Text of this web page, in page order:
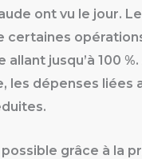
ont vu le jour.
certaines
allant jusqu’à 100
les dépenses liées
grâce à la